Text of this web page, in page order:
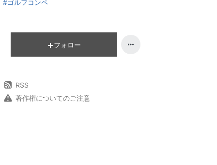
#ゴルフコンペ
フォロー
RSS
著作権についてのご注意